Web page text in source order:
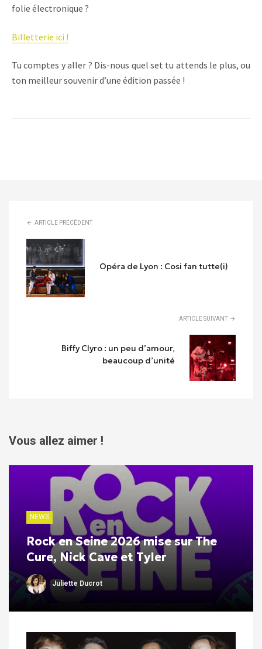
folie électronique ?
Billetterie ici !
Tu comptes y aller ? Dis-nous quel set tu attends le plus, ou
ton meilleur souvenir d’une édition passée !
ARTICLE PRÉCÉDENT
Opéra de Lyon : Cosi fan tutte(i)
ARTICLE SUIVANT
Biffy Clyro : un peu d’amour,
beaucoup d’unité
Vous allez aimer !
NEWS
Rock en Seine 2026 mise sur The
Cure, Nick Cave et Tyler
Juliette Ducrot